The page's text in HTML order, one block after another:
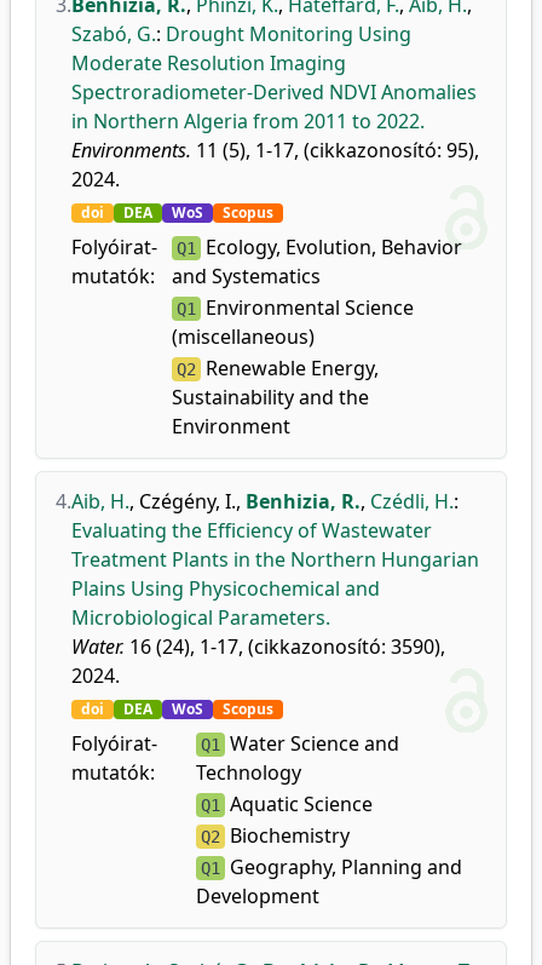
Szabó, G.: Drought Monitoring Using
Moderate Resolution Imaging
Spectroradiometer-Derived NDVI Anomalies
in Northern Algeria from 2011 to 2022.
Environments. 11 (5), 1-17, (cikkazonosító: 95),
2024.
doi DEA WoS Scopus
Folyóirat-
mutatók:
Q1 Ecology, Evolution, Behavior
and Systematics
Q1 Environmental Science
(miscellaneous)
Q2 Renewable Energy,
Sustainability and the
Environment
4.Aib, H., Czégény, I., Benhizia, R., Czédli, H.:
Evaluating the Efficiency of Wastewater
Treatment Plants in the Northern Hungarian
Plains Using Physicochemical and
Microbiological Parameters.
Water. 16 (24), 1-17, (cikkazonosító: 3590),
2024.
doi DEA WoS Scopus
Folyóirat-
mutatók:
Q1
Water Science and
Technology
Q1 Aquatic Science
Q2 Biochemistry
Q1
Geography, Planning and
Development